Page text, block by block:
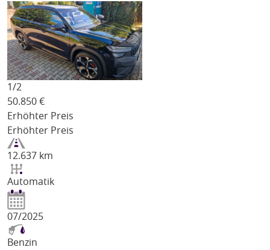
1/2
50.850 €
Erhöhter Preis
Erhöhter Preis
12.637 km
Automatik
07/2025
Benzin